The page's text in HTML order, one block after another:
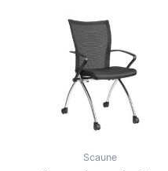
Scaune